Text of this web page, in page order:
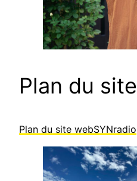
Plan du site
Plan du site webSYNradio